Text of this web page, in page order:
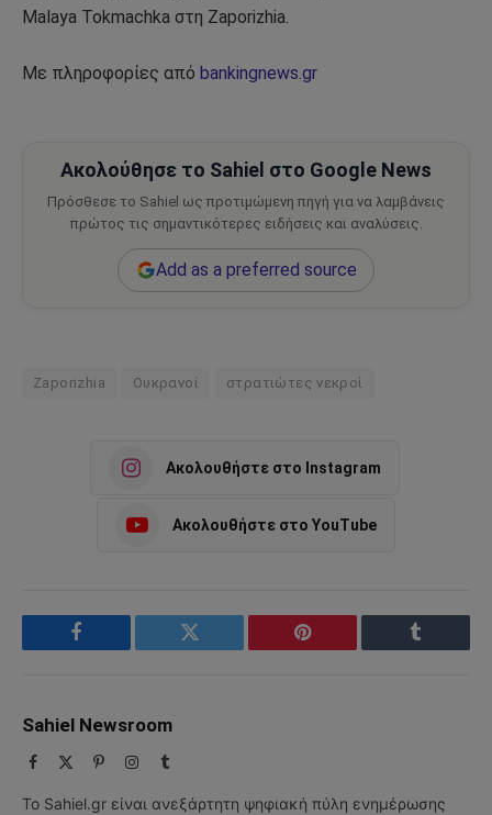
Malaya Tokmachka στη Zaporizhia.
Με πληροφορίες από bankingnews.gr
Ακολούθησε το Sahiel στο Google News
Πρόσθεσε το Sahiel ως προτιμώμενη πηγή για να λαμβάνεις
πρώτος τις σημαντικότερες ειδήσεις και αναλύσεις.
Add as a preferred source
Zaporizhia Ουκρανοί στρατιώτες νεκροί
Ακολουθήστε στο Instagram
Ακολουθήστε στο YouTube
Facebook Twitter Pinterest Tumblr
Sahiel Newsroom
Facebook PinterestInstagram
Tumblr
Το Sahiel.gr είναι ανεξάρτητη ψηφιακή πύλη ενημέρωσης